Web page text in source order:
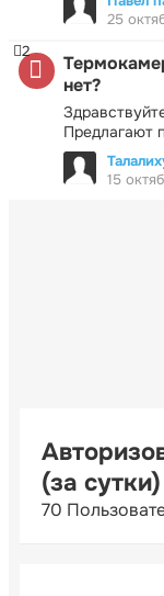
25
нет?
Предлагают
2
15
(за сутки)
70